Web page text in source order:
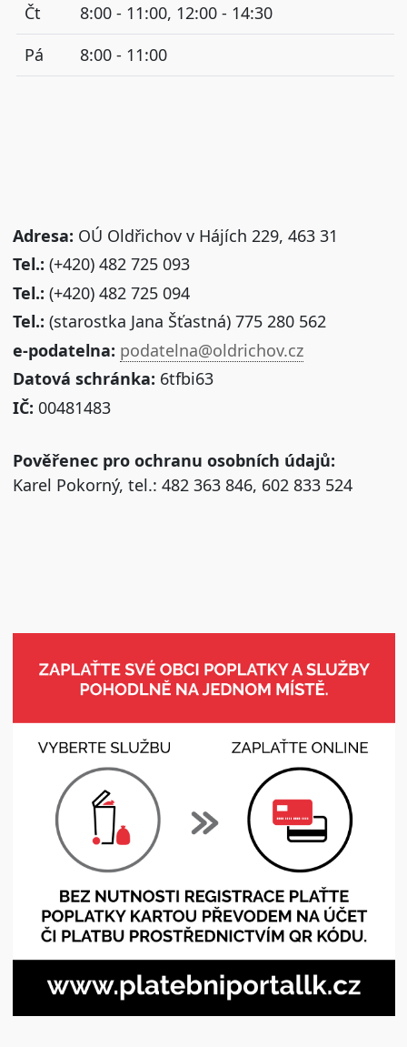
Čt
8:00 - 11:00, 12:00 - 14:30
Pá
8:00 - 11:00
Adresa: OÚ Oldřichov v Hájích 229, 463 31
Tel.: (+420) 482 725 093
Tel.: (+420) 482 725 094
Tel.: (starostka Jana Šťastná) 775 280 562
e-podatelna: podatelna@oldrichov.cz
Datová schránka: 6tfbi63
IČ: 00481483
Pověřenec pro ochranu osobních údajů:
Karel Pokorný, tel.: 482 363 846, 602 833 524